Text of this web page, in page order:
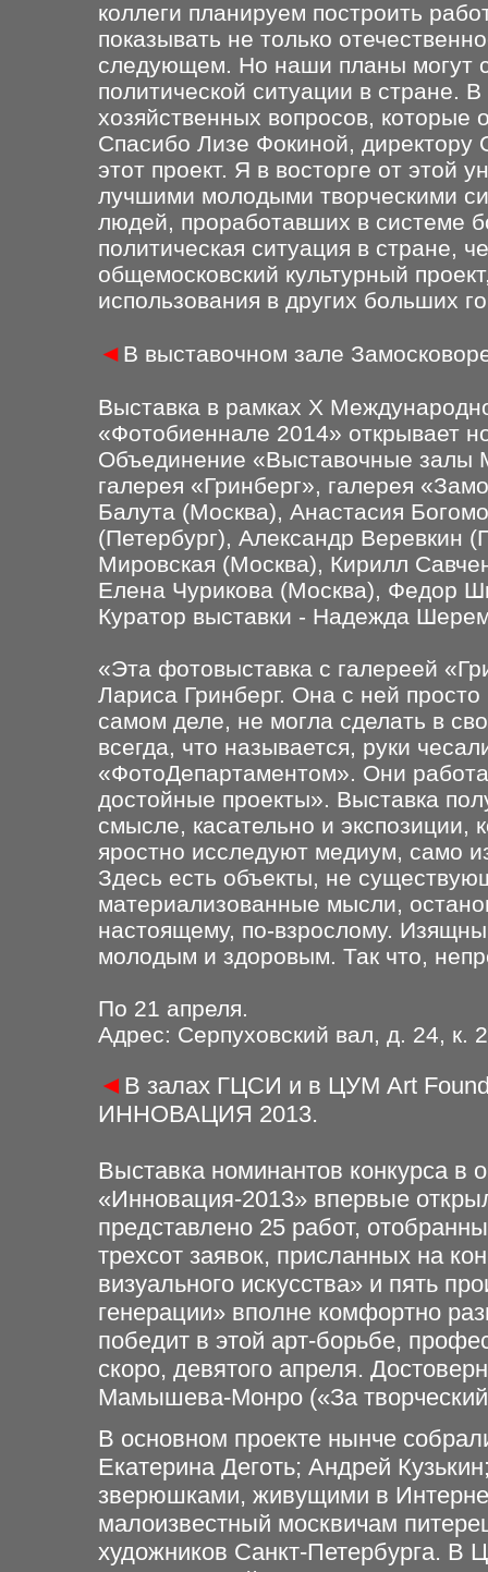
коллеги планируем построить
показывать не только
следующем. Но наши планы могут
политической ситуации в стране.
хозяйственных вопросов,
Cпасибо Лизе Фокиной, директору
этот проект. Я в восторге от этой
лучшими молодыми творческими
людей, проработавших в системе
политическая ситуация в стране,
общемосковский культурный
использования в других больших
◄ В выставочном зале
Выставка в рамках Х
«Фотобиеннале 2014» открывает
Объединение «Выставочные залы
галерея «Гринберг», галерея
Балута (Москва), Анастасия
(Петербург), Александр Веревкин
Мировская (Москва), Кирилл
Елена Чурикова (Москва), Федор
Куратор выставки - Надежда
«Эта фотовыставка с галереей
Лариса Гринберг. Она с ней
самом деле, не могла сделать в
всегда, что называется, руки
«ФотоДепартаментом». Они
достойные проекты». Выставка
смысле, касательно и
яростно исследуют медиум, само
Здесь есть объекты, не
материализованные мысли,
настоящему, по-взрослому.
молодым и здоровым. Так что,
По 21 апреля.
Адрес: Серпуховский вал, д. 24, к. 2
◄ В залах ГЦСИ и в ЦУМ Art
ИННОВАЦИЯ 2013.
Выставка номинантов конкурса в
«Инновация-2013» впервые
представлено 25 работ,
трехсот заявок, присланных на
визуального искусства» и пять
генерации» вполне комфортно
победит в этой арт-борьбе,
скоро, девятого апреля.
Мамышева-Монро («За
В основном проекте нынче
Екатерина Деготь; Андрей
зверюшками, живущими в
малоизвестный москвичам
художников Санкт-Петербурга. В